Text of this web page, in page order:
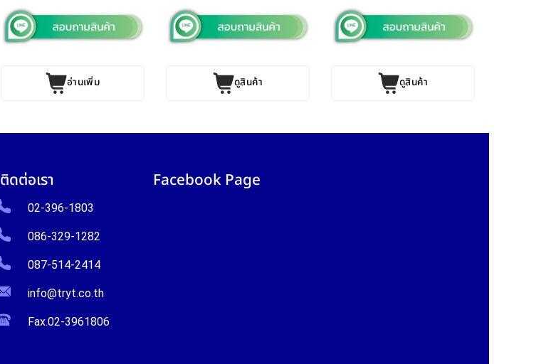
อ่านเพิ่ม ดูสินค้า ดูสินค้า
ติดต่อเรา
02-396-1803
086-329-1282
087-514-2414
info@tryt.co.th
Fax.02-3961806
Facebook Page